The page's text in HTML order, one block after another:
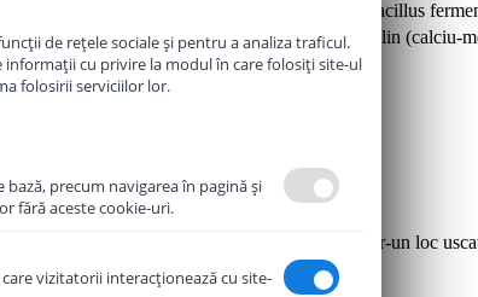
culturi naturale aleacidului lactic (Limosilactobacillus
vitamina B1 (clorhidrat de piridoxina), metafolin (calciu-
deschiderii, pastrati pachetul bine inchis intr-un loc
de rețele sociale și pentru a analiza traficul.
informații cu privire la modul în care folosiți site-ul
folosirii serviciilor lor.
precum navigarea în pagină şi
fără aceste cookie-uri.
vizitatorii interacţionează cu site-